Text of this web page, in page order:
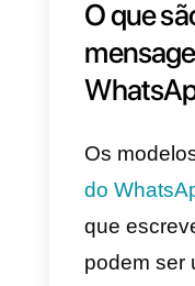
Esses
ao
quiser.